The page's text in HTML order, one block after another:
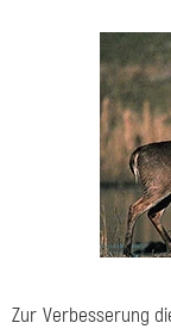
Zur Verbesserung